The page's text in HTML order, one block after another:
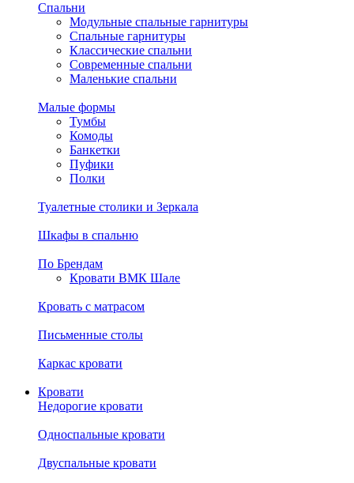
Спальни
Модульные спальные гарнитуры
Спальные гарнитуры
Классические спальни
Современные спальни
Маленькие спальни
Малые формы
Тумбы
Комоды
Банкетки
Пуфики
Полки
Туалетные столики и Зеркала
Шкафы в спальню
По Брендам
Кровати ВМК Шале
Кровать с матрасом
Письменные столы
Каркас кровати
Кровати
Недорогие кровати
Односпальные кровати
Двуспальные кровати